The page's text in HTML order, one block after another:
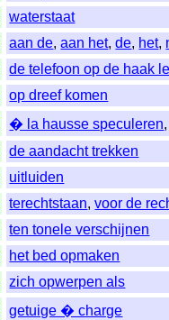
waterstaat
aan de,aan het,de, het,
de telefoon op de haak
op dreef komen
� la hausse speculeren
de aandacht trekken
uitluiden
terechtstaan,voor de
ten tonele verschijnen
het bed opmaken
zich opwerpen als
getuige � charge